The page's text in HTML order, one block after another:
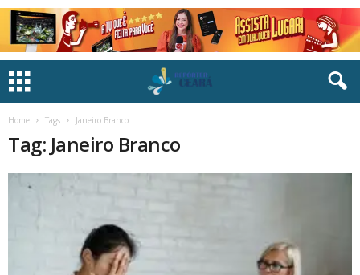
Home Tags Janeiro Branco
Tag: Janeiro Branco